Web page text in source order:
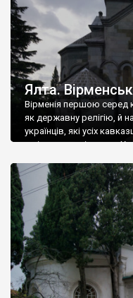
Ялта.
Вірменія першою серед
як державну релігію, й
українців, які усіх
є відданими вірянами